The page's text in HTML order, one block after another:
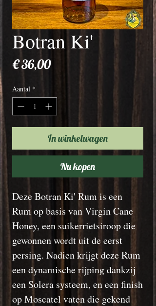
Botran Ki'
€ 36,00Prijs
Aantal *
In winkelwagen
Nu kopen
Deze Botran Ki' Rum is een
Rum op basis van Virgin Cane
Honey, een suikerrietsiroop die
gewonnen wordt uit de eerst
persing. Nadien krijgt deze Rum
een dynamische rijping dankzij
een Solera systeem, en een finish
op Moscatel vaten die gekend